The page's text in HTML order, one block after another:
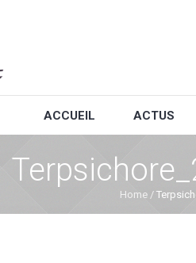
ACCUEIL ACTUS
Home /